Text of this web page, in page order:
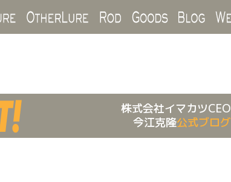
Soft Lure Other Lure
Rod Goods Blog
株式会社イマカツCEO
今江克隆公式ブログ